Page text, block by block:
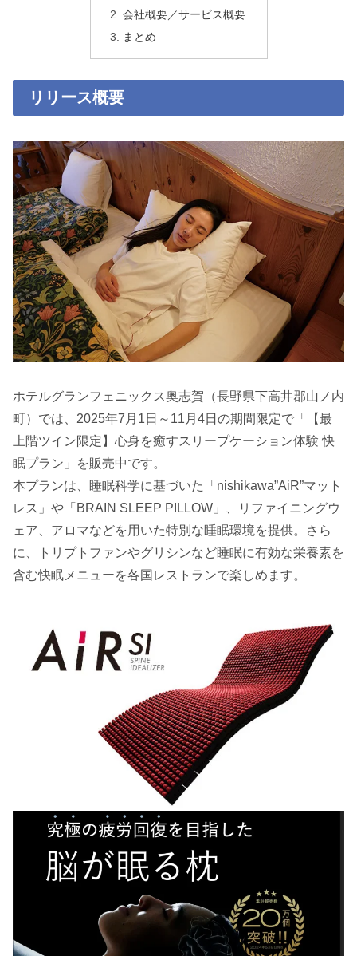
会社概要／サービス概要
まとめ
リリース概要
ホテルグランフェニックス奥志賀（長野県下高井郡山ノ内
町）では、2025年7月1日～11月4日の期間限定で「【最
上階ツイン限定】心身を癒すスリープケーション体験 快
眠プラン」を販売中です。
本プランは、睡眠科学に基づいた「nishikawa”AiR”マット
レス」や「BRAIN SLEEP PILLOW」、リファイニングウ
ェア、アロマなどを用いた特別な睡眠環境を提供。さら
に、トリプトファンやグリシンなど睡眠に有効な栄養素を
含む快眠メニューを各国レストランで楽しめます。